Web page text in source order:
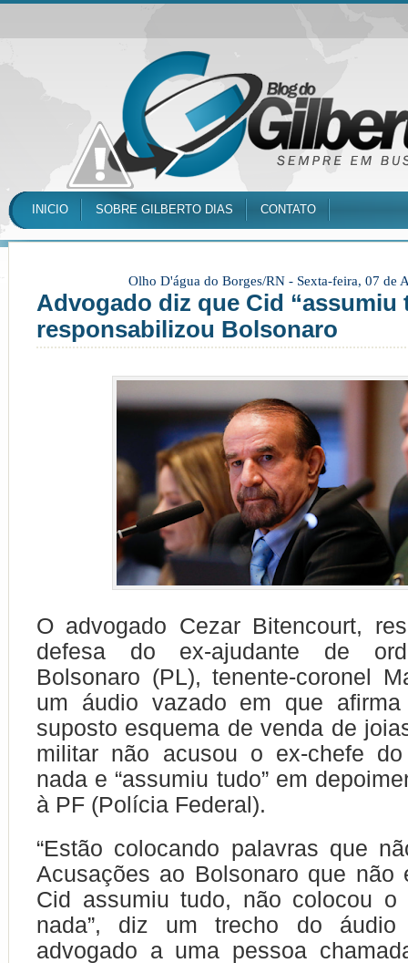
INICIO SOBRE GILBERTO DIAS CONTATO
Olho D'água do Borges/RN - Sexta-feira, 07 de
Advogado diz que Cid “assumiu
responsabilizou Bolsonaro
O advogado Cezar Bitencourt,
defesa do ex-ajudante de
Bolsonaro (PL), tenente-coronel
um áudio vazado em que
suposto esquema de venda de
militar não acusou o ex-chefe
nada e “assumiu tudo” em
à PF (Polícia Federal).
“Estão colocando palavras que
Acusações ao Bolsonaro que
Cid assumiu tudo, não colocou o
nada”, diz um trecho do áudio
advogado a uma pessoa